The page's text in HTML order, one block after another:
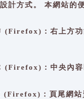
方式。 本網站的
：右上方功
：中央內容
：頁尾網站